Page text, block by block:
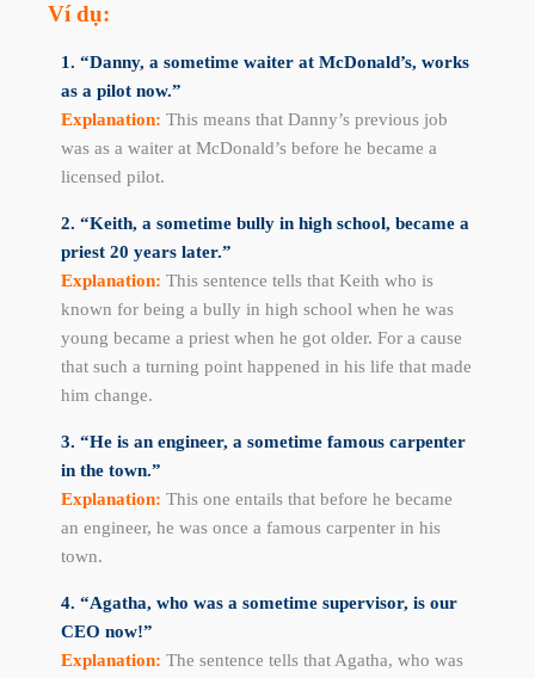
Ví dụ:
1. “Danny, a sometime waiter at McDonald’s, works
as a pilot now.”
Explanation: This means that Danny’s previous job
was as a waiter at McDonald’s before he became a
licensed pilot.
2. “Keith, a sometime bully in high school, became a
priest 20 years later.”
Explanation: This sentence tells that Keith who is
known for being a bully in high school when he was
young became a priest when he got older. For a cause
that such a turning point happened in his life that made
him change.
3. “He is an engineer, a sometime famous carpenter
in the town.”
Explanation: This one entails that before he became
an engineer, he was once a famous carpenter in his
town.
4. “Agatha, who was a sometime supervisor, is our
CEO now!”
Explanation: The sentence tells that Agatha, who was